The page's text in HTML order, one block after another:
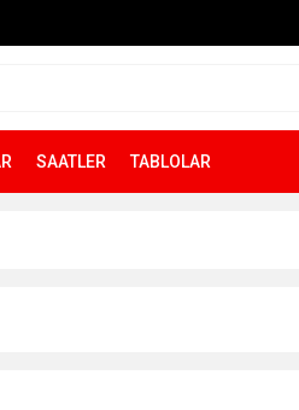
SAATLER TABLOLAR